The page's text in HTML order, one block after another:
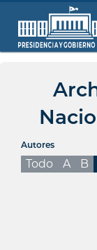
Autores
Todo A B